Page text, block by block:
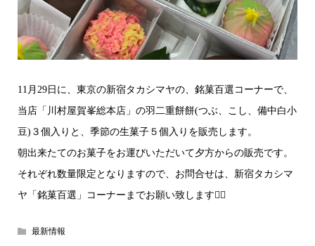
11月29日に、東京の新宿タカシマヤの、銘菓百選コーナーで、
当店「川村屋賀峯総本店」の羽二重餅餅(つぶ、こし、備中白小
豆)３個入りと、季節の生菓子５個入りを販売します。
朝出来たてのお菓子をお運びいただいて夕方からの販売です。
それぞれ数量限定となりますので、お問合せは、新宿タカシマ
ヤ「銘菓百選」コーナーまでお願い致します🙇‍♂️
最新情報